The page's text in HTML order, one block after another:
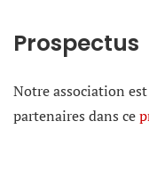
Prospectus
Notre association
partenaires dans ce